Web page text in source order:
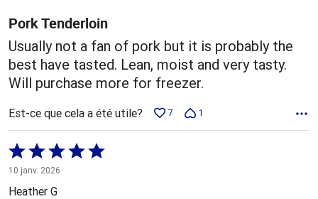
Pork Tenderloin
Usually not a fan of pork but it is probably the
best have tasted. Lean, moist and very tasty.
Will purchase more for freezer.
Est-ce que cela a été utile? 7 1
Coté
5 sur
5
10 janv. 2026
Heather G